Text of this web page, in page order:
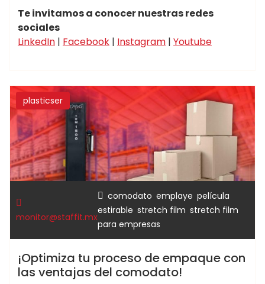
Te invitamos a conocer nuestras redes
sociales
LinkedIn | Facebook | Instagram | Youtube
plasticser
monitor@staffit.mx
comodato emplaye película
estirable stretch film stretch film
para empresas
¡Optimiza tu proceso de empaque con
las ventajas del comodato!